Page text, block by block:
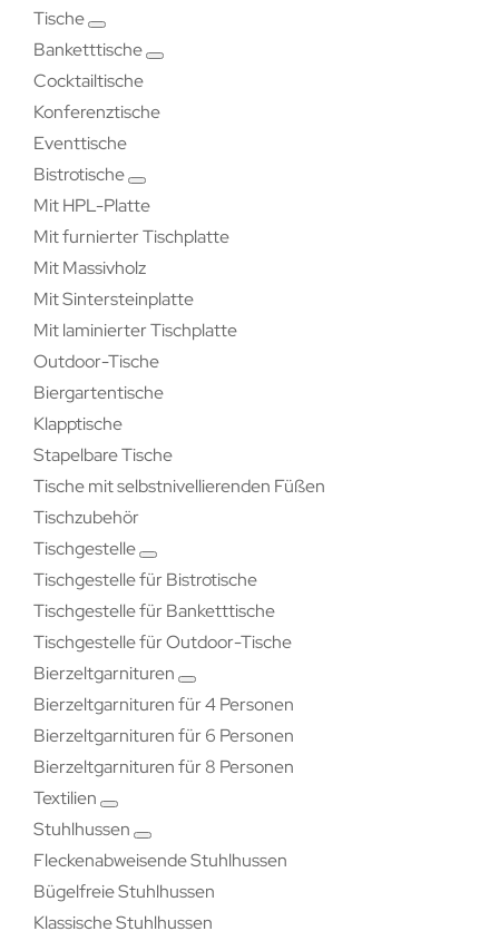
Tische
Banketttische
Cocktailtische
Konferenztische
Eventtische
Bistrotische
Mit HPL-Platte
Mit furnierter Tischplatte
Mit Massivholz
Mit Sintersteinplatte
Mit laminierter Tischplatte
Outdoor-Tische
Biergartentische
Klapptische
Stapelbare Tische
Tische mit selbstnivellierenden Füßen
Tischzubehör
Tischgestelle
Tischgestelle für Bistrotische
Tischgestelle für Banketttische
Tischgestelle für Outdoor-Tische
Bierzeltgarnituren
Bierzeltgarnituren für 4 Personen
Bierzeltgarnituren für 6 Personen
Bierzeltgarnituren für 8 Personen
Textilien
Stuhlhussen
Fleckenabweisende Stuhlhussen
Bügelfreie Stuhlhussen
Klassische Stuhlhussen